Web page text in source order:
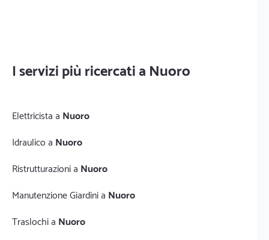
I servizi più ricercati a Nuoro
Elettricista a Nuoro
Idraulico a Nuoro
Ristrutturazioni a Nuoro
Manutenzione Giardini a Nuoro
Traslochi a Nuoro